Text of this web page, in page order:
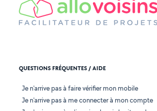
QUESTIONS FRÉQUENTES / AIDE
Je n'arrive pas à faire vérifier mon mobile
Je n'arrive pas à me connecter à mon compte